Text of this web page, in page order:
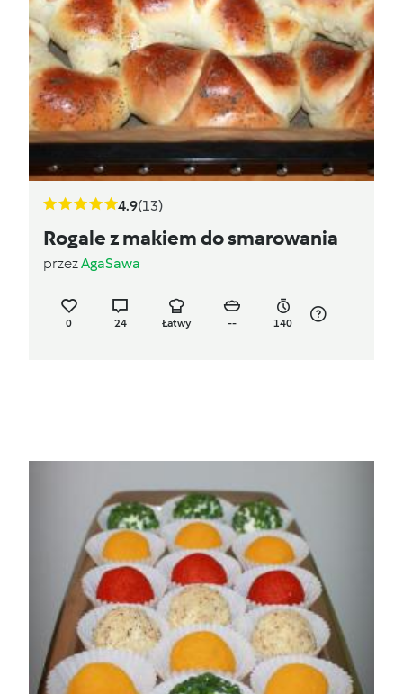
4.9(13)
Rogale z makiem do smarowania
przezAgaSawa
0 24 Łatwy -- 140